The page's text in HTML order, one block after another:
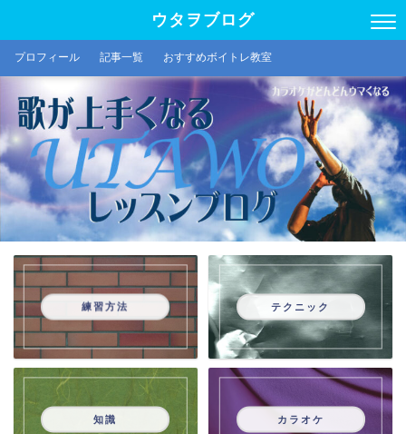
ウタヲブログ
プロフィール 記事一覧 おすすめボイトレ教室
練習方法 テクニック
知識 カラオケ